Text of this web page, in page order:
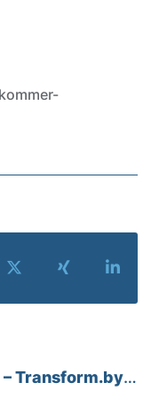
auf Facebook
Teilen auf X
Teilen auf
für eine starke Automobilbranche